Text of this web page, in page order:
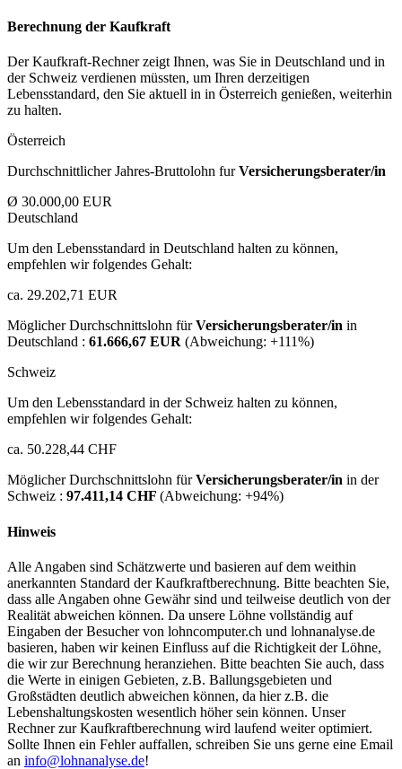
Berechnung der Kaufkraft
Der Kaufkraft-Rechner zeigt Ihnen, was Sie in Deutschland und in
der Schweiz verdienen müssten, um Ihren derzeitigen
Lebensstandard, den Sie aktuell in in Österreich genießen, weiterhin
zu halten.
Österreich
Durchschnittlicher Jahres-Bruttolohn furVersicherungsberater/in
Ø 30.000,00 EUR
Deutschland
Um den Lebensstandard in Deutschland halten zu können,
empfehlen wir folgendes Gehalt:
ca. 29.202,71 EUR
Möglicher Durchschnittslohn fürVersicherungsberater/in in
Deutschland : 61.666,67 EUR (Abweichung: +111%)
Schweiz
Um den Lebensstandard in der Schweiz halten zu können,
empfehlen wir folgendes Gehalt:
ca. 50.228,44 CHF
Möglicher Durchschnittslohn fürVersicherungsberater/in in der
Schweiz : 97.411,14 CHF (Abweichung: +94%)
Hinweis
Alle Angaben sind Schätzwerte und basieren auf dem weithin
anerkannten Standard der Kaufkraftberechnung. Bitte beachten Sie,
dass alle Angaben ohne Gewähr sind und teilweise deutlich von der
Realität abweichen können. Da unsere Löhne vollständig auf
Eingaben der Besucher von lohncomputer.ch und lohnanalyse.de
basieren, haben wir keinen Einfluss auf die Richtigkeit der Löhne,
die wir zur Berechnung heranziehen. Bitte beachten Sie auch, dass
die Werte in einigen Gebieten, z.B. Ballungsgebieten und
Großstädten deutlich abweichen können, da hier z.B. die
Lebenshaltungskosten wesentlich höher sein können. Unser
Rechner zur Kaufkraftberechnung wird laufend weiter optimiert.
Sollte Ihnen ein Fehler auffallen, schreiben Sie uns gerne eine Email
an info@lohnanalyse.de!